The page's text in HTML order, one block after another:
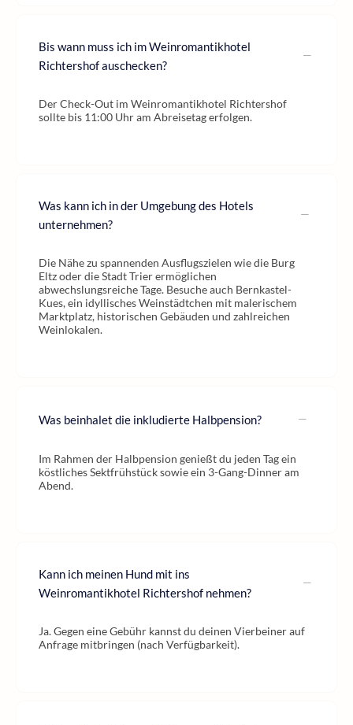
Bis wann muss ich im Weinromantikhotel
Richtershof auschecken?
Der Check-Out im Weinromantikhotel Richtershof
sollte bis 11:00 Uhr am Abreisetag erfolgen.
Was kann ich in der Umgebung des Hotels
unternehmen?
Die Nähe zu spannenden Ausflugszielen wie die Burg
Eltz oder die Stadt Trier ermöglichen
abwechslungsreiche Tage. Besuche auch Bernkastel-
Kues, ein idyllisches Weinstädtchen mit malerischem
Marktplatz, historischen Gebäuden und zahlreichen
Weinlokalen.
Was beinhalet die inkludierte Halbpension?
Im Rahmen der Halbpension genießt du jeden Tag ein
köstliches Sektfrühstück sowie ein 3-Gang-Dinner am
Abend.
Kann ich meinen Hund mit ins
Weinromantikhotel Richtershof nehmen?
Ja. Gegen eine Gebühr kannst du deinen Vierbeiner auf
Anfrage mitbringen (nach Verfügbarkeit).